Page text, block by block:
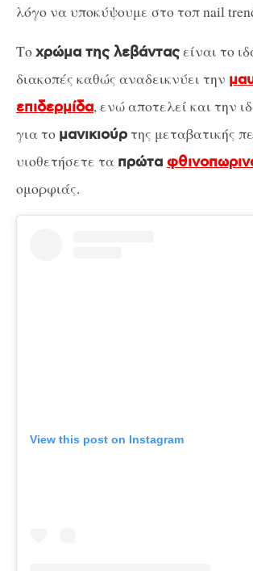
λόγο να υποκύψουμε στο τοπ nail
Τοχρώμα της λεβάνταςείναι το
διακοπές καθώς αναδεικνύει την
επιδερμίδα, ενώ αποτελεί και την
για το μανικιούρτης μεταβατικής
υιοθετήσετε τα πρώτα
ομορφιάς.
View this post on Instagram